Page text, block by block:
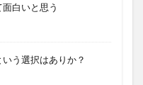
白いと思う
う選択はありか？